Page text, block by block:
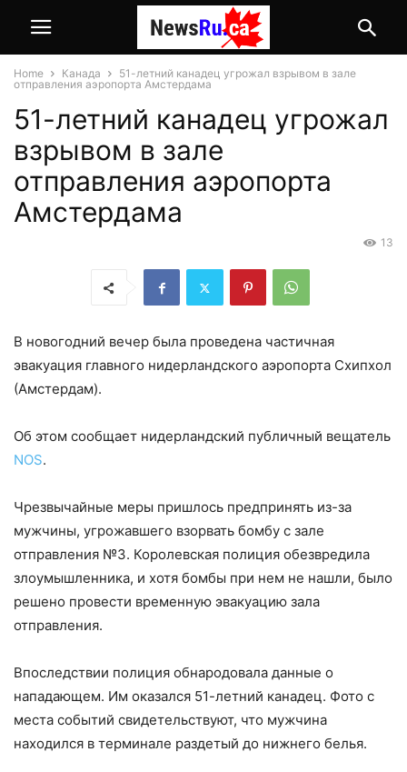
Home Канада
51-летний канадец угрожал взрывом в зале
отправления аэропорта Амстердама
51-летний канадец угрожал
взрывом в зале
отправления аэропорта
Амстердама
13
В новогодний вечер была проведена частичная
эвакуация главного нидерландского аэропорта Схипхол
(Амстердам).
Об этом сообщает нидерландский публичный вещатель
NOS.
Чрезвычайные меры пришлось предпринять из-за
мужчины, угрожавшего взорвать бомбу с зале
отправления №3. Королевская полиция обезвредила
злоумышленника, и хотя бомбы при нем не нашли, было
решено провести временную эвакуацию зала
отправления.
Впоследствии полиция обнародовала данные о
нападающем. Им оказался 51-летний канадец. Фото с
места событий свидетельствуют, что мужчина
находился в терминале раздетый до нижнего белья.